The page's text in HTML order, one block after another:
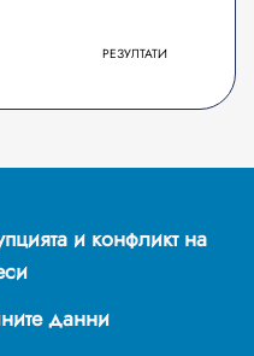
РЕЗУЛТАТИ
и конфликт на
данни